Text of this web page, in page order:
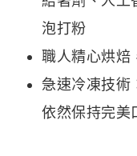
泡打粉
職人精心烘焙
急速冷凍技術
依然保持完美